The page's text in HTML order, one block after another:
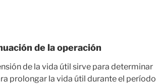
de la operación
de la vida útil sirve para determinar
prolongar la vida útil durante el período